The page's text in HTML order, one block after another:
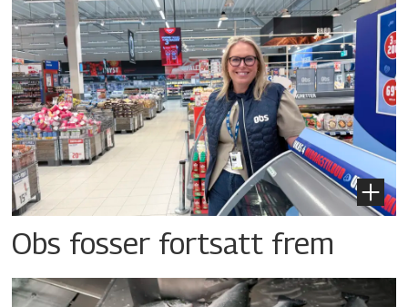
Obs fosser fortsatt frem